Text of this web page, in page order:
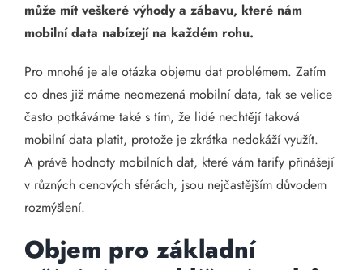
může mít veškeré výhody a zábavu, které nám
mobilní data nabízejí na každém rohu.
Pro mnohé je ale otázka objemu dat problémem. Zatím
co dnes již máme neomezená mobilní data, tak se velice
často potkáváme také s tím, že lidé nechtějí taková
mobilní data platit, protože je zkrátka nedokáží využít.
A právě hodnoty mobilních dat, které vám tarify přinášejí
v různých cenových sférách, jsou nejčastějším důvodem
rozmýšlení.
Objem pro základní